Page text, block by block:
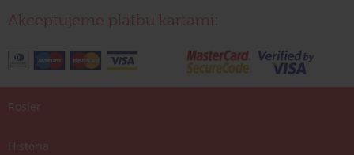
Akceptujeme platbu kartami:
Rosler
História